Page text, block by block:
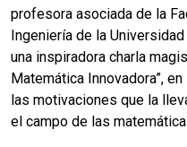
profesora asociada de la
Ingeniería de la
una inspiradora charla
Matemática Innovadora”,
las motivaciones que la
el campo de las